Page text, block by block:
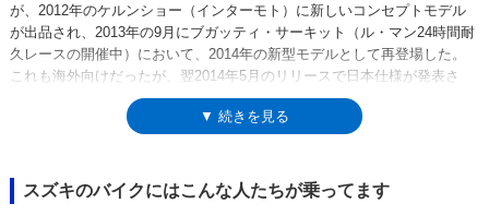
が、2012年のケルンショー（インターモト）に新しいコンセプトモデル
が出品され、2013年の9月にブガッティ・サーキット（ル・マン24時間耐
久レースの開催中）において、2014年の新型モデルとして再登場した。
これも海外向けだったが、翌2014年5月のリリースで日本仕様が発表さ
れ、翌月から国内市場にも投入された。前モデルからシリンダーボアを拡
大して得られた排気量1,036ccの水冷4スト90°Vツインエンジンには、そ
とだった。2017年にはフルモデルチェンジを受け、このとき、ワイヤー
スポークホイール仕様のVストローム1000XTがバリエーションモデルと
▼ 続きを見る
スズキのバイクにはこんな人たちが乗ってます